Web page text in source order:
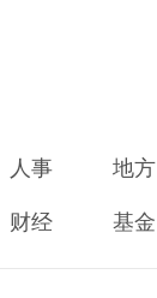
人事 地方
财经 基金